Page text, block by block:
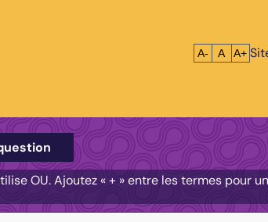
Réduire le
A- A A+
OU. Ajoutez « + » entre les termes pour